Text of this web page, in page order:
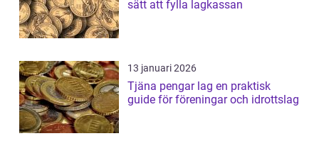
sätt att fylla lagkassan
13 januari 2026
Tjäna pengar lag en praktisk
guide för föreningar och idrottslag